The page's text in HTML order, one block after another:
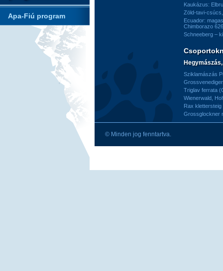
Apa-Fiú program
Kaukázus:
Zöld-tavi-
Ecuador:
Chimborazo
Schneeberg –
Sziklamászás
Triglav ferrata
Wienerwald,
Rax
Grossglockner
© Minden jog fenntartva.